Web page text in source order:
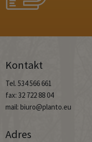
Kontakt
Tel. 534 566 661
fax: 32 722 88 04
mail: biuro@planto.eu
Adres